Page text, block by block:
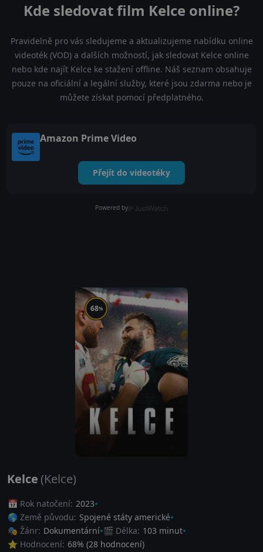
Kde sledovat film Kelce online?
Pravidelně pro vás sledujeme a aktualizujeme nabídku online
videoték (VOD) a dalších možností, jak sledovat Kelce online
nebo kde najít Kelce ke stažení offline. Náš seznam obsahuje
pouze na oficiální a legální služby, které jsou zdarma nebo je
můžete získat pomocí předplatného.
Amazon Prime Video
Přejít do videotéky
Powered by
68%
Kelce (Kelce)
📅 Rok natočení: 2023
🌎 Země původu: Spojené státy americké
🎭 Žánr: Dokumentární 🎬 Délka: 103 minut
⭐ Hodnocení: 68% (28 hodnocení)